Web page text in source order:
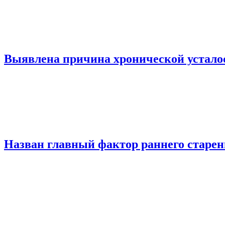
Выявлена причина хронической
Назван главный фактор раннего